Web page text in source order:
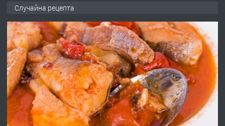
преди 1 година
ПРЕДЛАГА Работа за общи работници
преди 1 година
Случайна рецепта